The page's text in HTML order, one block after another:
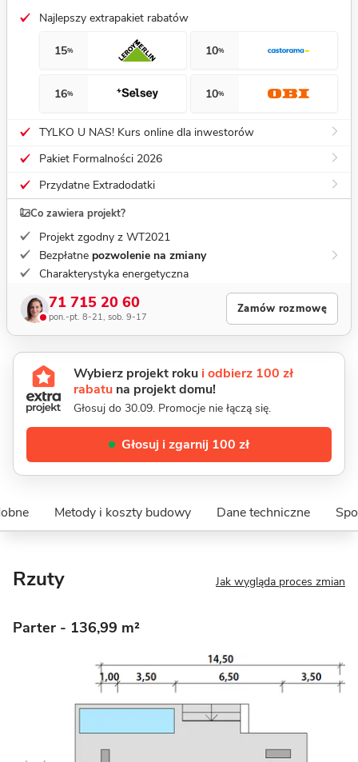
Najlepszy extrapakiet rabatów
15% 10%
16% 10%
TYLKO U NAS! Kurs online dla inwestorów
Pakiet Formalności 2026
Przydatne Extradodatki
Co zawiera projekt?
Projekt zgodny z WT2021
Bezpłatne pozwolenie na zmiany
Charakterystyka energetyczna
71 715 20 60
pon.-pt. 8-21, sob. 9-17
Zamów rozmowę
Wybierz projekt roku i odbierz 100 zł
rabatu na projekt domu!
Głosuj do 30.09. Promocje nie łączą się.
Głosuj i zgarnij 100 zł
Metody i koszty budowy Dane techniczne
Rzuty Jak wygląda proces zmian
Parter - 136,99 m²